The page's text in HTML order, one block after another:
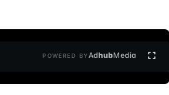
POWERED BYAdhubMedia